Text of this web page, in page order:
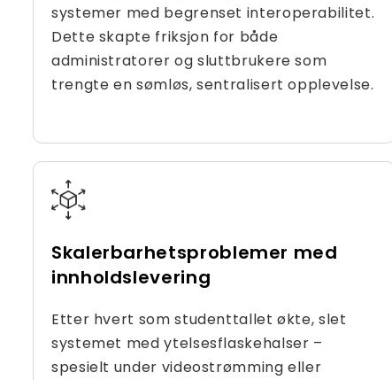
systemer med begrenset interoperabilitet.
Dette skapte friksjon for både
administratorer og sluttbrukere som
trengte en sømløs, sentralisert opplevelse.
Skalerbarhetsproblemer med
innholdslevering
Etter hvert som studenttallet økte, slet
systemet med ytelsesflaskehalser –
spesielt under videostrømming eller